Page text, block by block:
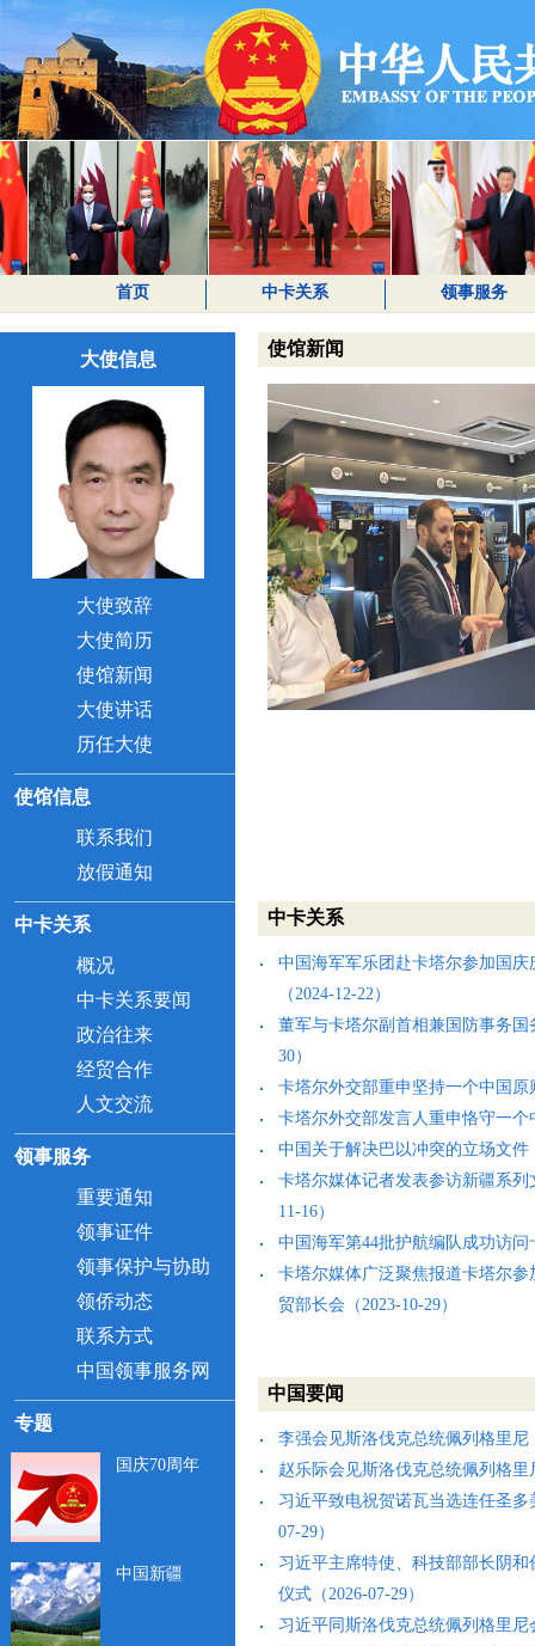
首页 中卡关系 领事服务
大使信息
大使致辞
大使简历
使馆新闻
大使讲话
历任大使
使馆信息
联系我们
放假通知
中卡关系
概况
中卡关系要闻
政治往来
经贸合作
人文交流
领事服务
重要通知
领事证件
领事保护与协助
领侨动态
联系方式
中国领事服务网
专题
国庆70周年
中国新疆
使馆新闻
中卡关系
中国海军军乐团赴卡塔尔参加国
（2024-12-22）
董军与卡塔尔副首相兼国防事务国
30）
卡塔尔外交部重申坚持一个中国原
卡塔尔外交部发言人重申恪守一个
中国关于解决巴以冲突的立场文件
卡塔尔媒体记者发表参访新疆系列
11-16）
中国海军第44批护航编队成功访问
卡塔尔媒体广泛聚焦报道卡塔尔
贸部长会（2023-10-29）
中国要闻
李强会见斯洛伐克总统佩列格里尼
赵乐际会见斯洛伐克总统佩列格里
习近平致电祝贺诺瓦当选连任圣多
07-29）
习近平主席特使、科技部部长阴
仪式（2026-07-29）
习近平同斯洛伐克总统佩列格里尼